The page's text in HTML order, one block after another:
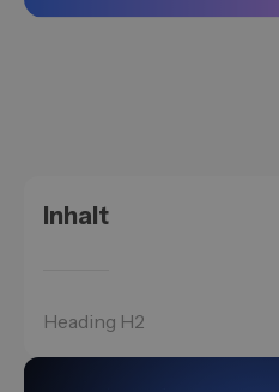
Inhalt
Heading H2